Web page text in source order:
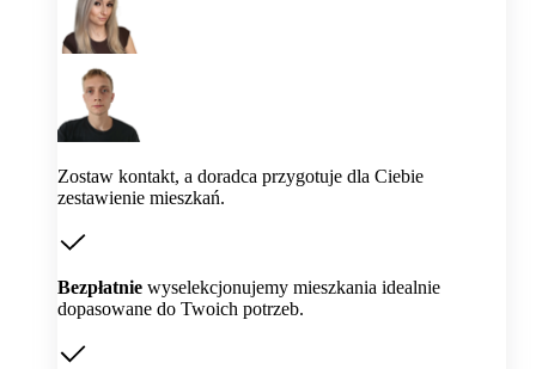
Zostaw kontakt, a doradca przygotuje dla Ciebie
zestawienie mieszkań.
Bezpłatnie wyselekcjonujemy mieszkania idealnie
dopasowane do Twoich potrzeb.